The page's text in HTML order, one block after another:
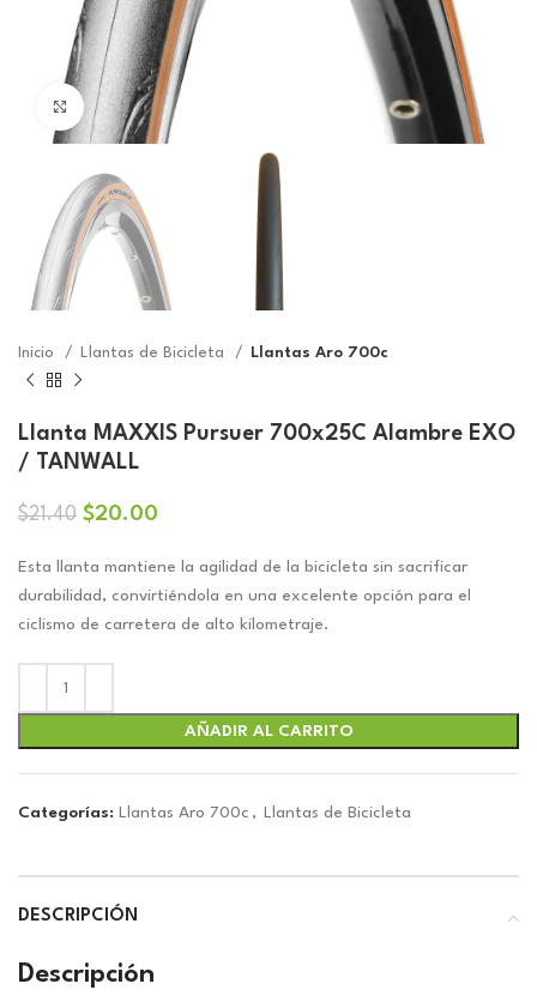
Click to enlarge
Inicio Llantas de Bicicleta Llantas Aro 700c
Llanta MAXXIS Pursuer 700x25C Alambre EXO
/ TANWALL
$21.40 El
original
era:
$21.40.
$20.00
actual
es:
$20.00.
Esta llanta mantiene la agilidad de la bicicleta sin sacrificar
durabilidad, convirtiéndola en una excelente opción para el
ciclismo de carretera de alto kilometraje.
AÑADIR AL CARRITO
Categorías: Llantas Aro 700c , Llantas de Bicicleta
DESCRIPCIÓN
Descripción